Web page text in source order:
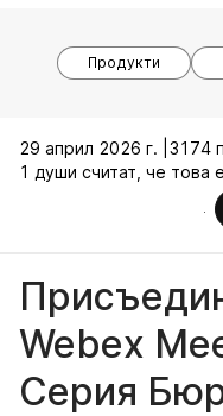
Продукти
29 април 2026 г. | 3174
1 души считат, че това
Webex
Серия